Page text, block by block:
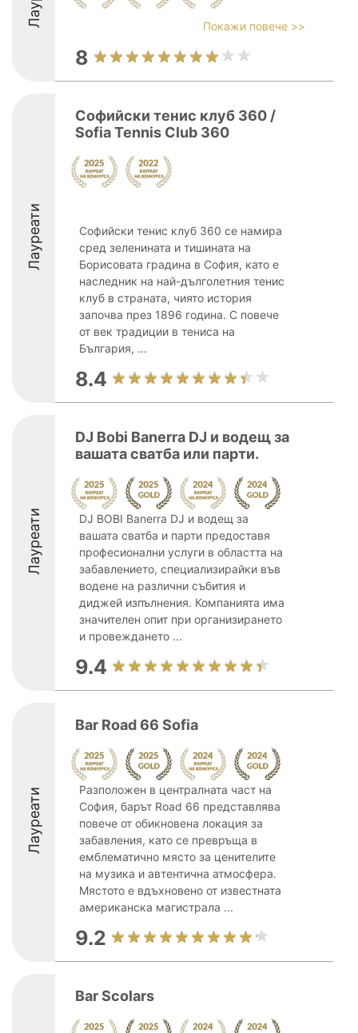
Покажи повече >>
8
Лауреати
Софийски тенис клуб 360 /
Sofia Tennis Club 360
Софийски тенис клуб 360 се намира
сред зеленината и тишината на
Борисовата градина в София, като е
наследник на най-дълголетния тенис
клуб в страната, чиято история
започва през 1896 година. С повече
от век традиции в тениса на
България, ...
8.4
Лауреати
DJ Bobi Banerra DJ и водещ за
вашата сватба или парти.
DJ BOBI Banerra DJ и водещ за
вашата сватба и парти предоставя
професионални услуги в областта на
забавлението, специализирайки във
водене на различни събития и
диджей изпълнения. Компанията има
значителен опит при организирането
и провеждането ...
9.4
Лауреати
Bar Road 66 Sofia
Разположен в централната част на
София, барът Road 66 представлява
повече от обикновена локация за
забавления, като се превръща в
емблематично място за ценителите
на музика и автентична атмосфера.
Мястото е вдъхновено от известната
американска магистрала ...
9.2
Bar Scolars